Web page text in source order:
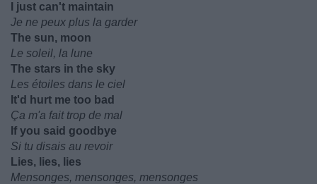
I just can't maintain
Je ne peux plus la garder
The sun, moon
Le soleil, la lune
The stars in the sky
Les étoiles dans le ciel
It'd hurt me too bad
Ça m'a fait trop de mal
If you said goodbye
Si tu disais au revoir
Lies, lies, lies
Mensonges, mensonges, mensonges